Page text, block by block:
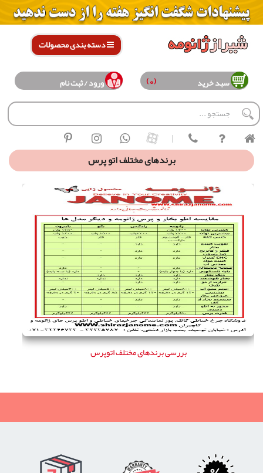
دسته بندی محصولات
سبد خرید (0) ورود / ثبت نام
|
برندهای مختلف اتو پرس
بررسی برندهای مختلف اتوپرس
بررسی برندهای مختلف اتوپرس